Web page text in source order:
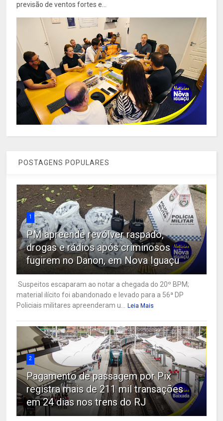
previsão de ventos fortes e...
POSTAGENS POPULARES
1
PM apreende revólver raspado,
drogas e rádios após criminosos
fugirem no Danon, em Nova Iguaçu
Suspeitos escaparam ao notar a chegada do 20º BPM;
material ilícito foi abandonado e levado para a 56ª DP
Policiais militares apreenderam u...
Leia Mais
2
Pagamento de passagem por Pix
registra mais de 211 mil transações
em 24 dias nos trens do RJ